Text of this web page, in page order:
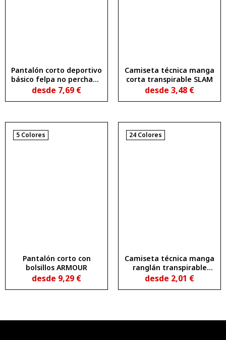
Pantalón corto deportivo
básico felpa no perchada
SPIRO
desde 7,69 €
Camiseta técnica manga
corta transpirable SLAM
desde 3,48 €
5 Colores
Pantalón corto con
bolsillos ARMOUR
desde 9,29 €
24 Colores
Camiseta técnica manga
ranglán transpirable
BAHRAIN
desde 2,01 €